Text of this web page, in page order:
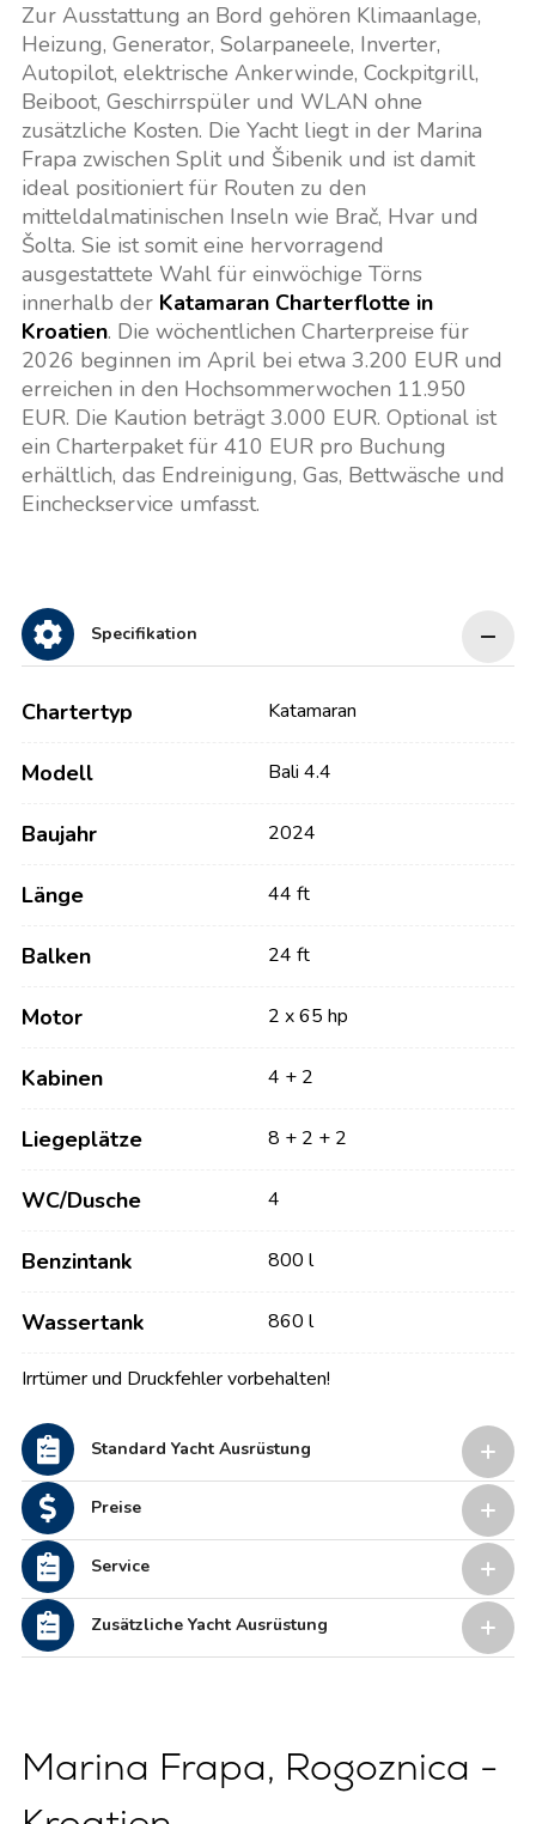
Zur Ausstattung an Bord gehören Klimaanlage,
Heizung, Generator, Solarpaneele, Inverter,
Autopilot, elektrische Ankerwinde, Cockpitgrill,
Beiboot, Geschirrspüler und WLAN ohne
zusätzliche Kosten. Die Yacht liegt in der Marina
Frapa zwischen Split und Šibenik und ist damit
ideal positioniert für Routen zu den
mitteldalmatinischen Inseln wie Brač, Hvar und
Šolta. Sie ist somit eine hervorragend
ausgestattete Wahl für einwöchige Törns
innerhalb der Katamaran Charterflotte in
Kroatien. Die wöchentlichen Charterpreise für
2026 beginnen im April bei etwa 3.200 EUR und
erreichen in den Hochsommerwochen 11.950
EUR. Die Kaution beträgt 3.000 EUR. Optional ist
ein Charterpaket für 410 EUR pro Buchung
erhältlich, das Endreinigung, Gas, Bettwäsche und
Eincheckservice umfasst.
Specifikation
Chartertyp Katamaran
Modell Bali 4.4
Baujahr 2024
Länge 44 ft
Balken 24 ft
Motor 2 x 65 hp
Kabinen 4 + 2
Liegeplätze 8 + 2 + 2
WC/Dusche 4
Benzintank 800 l
Wassertank 860 l
Irrtümer und Druckfehler vorbehalten!
Standard Yacht Ausrüstung
Preise
Service
Zusätzliche Yacht Ausrüstung
Marina Frapa, Rogoznica -